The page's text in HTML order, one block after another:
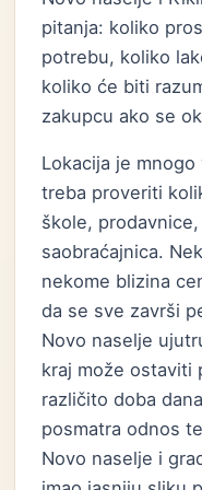
pitanja: koliko
potrebu, koliko
koliko će biti
zakupcu ako se
Lokacija je
treba proveriti
škole,
saobraćajnica.
nekome blizina
da se sve završi
Novo naselje
kraj može ostaviti
različito doba
posmatra odnos
Novo naselje i